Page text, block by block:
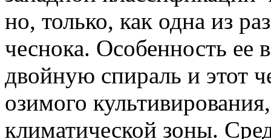
но, только, как одна из
чеснока. Особенность ее
двойную спираль и этот
озимого
климатической зоны.